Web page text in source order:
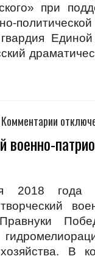
при
Комментарии записи
Третий
открытый
конкурс
«Правнуки
Победы»
военно-
2018 года
хозяйства. В